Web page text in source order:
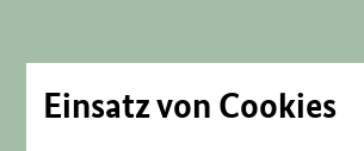
Einsatz von Cookies